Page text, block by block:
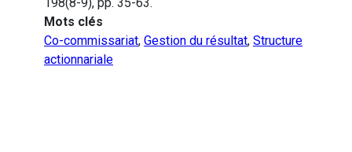
Mots clés
Co-commissariat, Gestion du résultat, Structure
actionnariale